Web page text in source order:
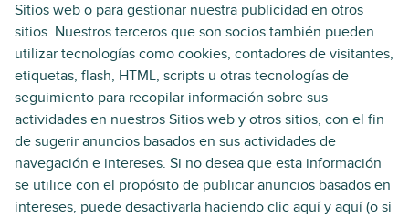
Sitios web o para gestionar nuestra publicidad en otros
sitios. Nuestros terceros que son socios también pueden
utilizar tecnologías como cookies, contadores de visitantes,
etiquetas, flash, HTML, scripts u otras tecnologías de
seguimiento para recopilar información sobre sus
actividades en nuestros Sitios web y otros sitios, con el fin
de sugerir anuncios basados en sus actividades de
navegación e intereses. Si no desea que esta información
se utilice con el propósito de publicar anuncios basados en
intereses, puede desactivarla haciendo clic aquí y aquí (o si